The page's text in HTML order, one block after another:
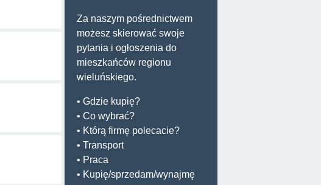
Za naszym pośrednictwem
możesz skierować swoje
pytania i ogłoszenia do
mieszkańców regionu
wieluńskiego.
• Gdzie kupię?
• Co wybrać?
• Którą firmę polecacie?
• Transport
• Praca
• Kupię/sprzedam/wynajmę